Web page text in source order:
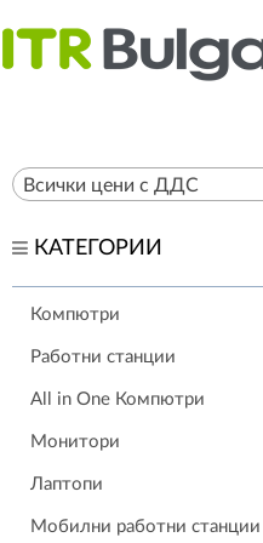
Всички цени с ДДС
КАТЕГОРИИ
Компютри
Работни станции
All in One Компютри
Монитори
Лаптопи
Мобилни работни станции